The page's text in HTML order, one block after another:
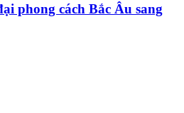
phong cách Bắc Âu sang